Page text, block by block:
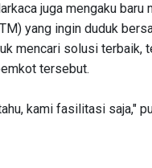
juga mengaku
yang ingin duduk
mencari solusi terbaik,
tersebut.
kami fasilitasi saja,"